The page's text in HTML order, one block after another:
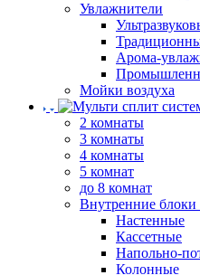
Увлажнители
Арома-
Мойки воздуха
2 комнаты
3 комнаты
4 комнаты
5 комнат
до 8 комнат
Внутренние блоки
Настенные
Кассетные
Напольно-
Колонные